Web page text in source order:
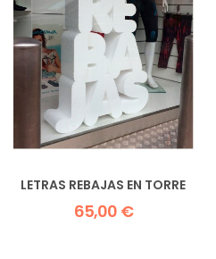
LETRAS REBAJAS EN TORRE
65,00 €